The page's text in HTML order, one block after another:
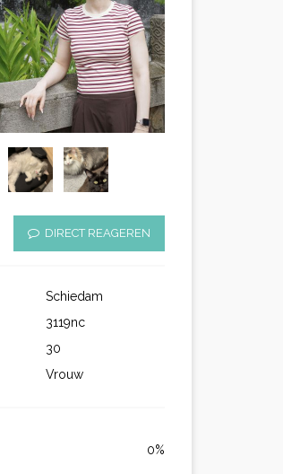
DIRECT REAGEREN
Schiedam
3119nc
30
Vrouw
0%